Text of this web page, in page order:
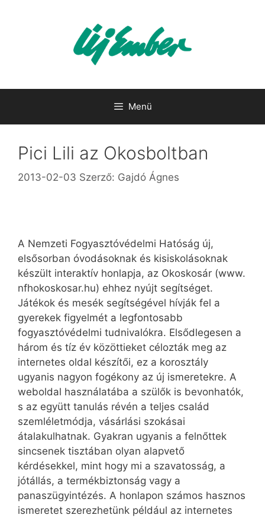
Menü
Pici Lili az Okosboltban
2013-02-03 Szerző: Gajdó Ágnes
A Nemzeti Fogyasztóvédelmi Hatóság új,
elsősorban óvodásoknak és kisiskolásoknak
készült interaktív honlapja, az Okoskosár (www.
nfhokoskosar.hu) ehhez nyújt segítséget.
Játékok és mesék segítségével hívják fel a
gyerekek figyelmét a legfontosabb
fogyasztóvédelmi tudnivalókra. Elsődlegesen a
három és tíz év közöttieket célozták meg az
internetes oldal készítői, ez a korosztály
ugyanis nagyon fogékony az új ismeretekre. A
weboldal használatába a szülők is bevonhatók,
s az együtt tanulás révén a teljes család
szemléletmódja, vásárlási szokásai
átalakulhatnak. Gyakran ugyanis a felnőttek
sincsenek tisztában olyan alapvető
kérdésekkel, mint hogy mi a szavatosság, a
jótállás, a termékbiztonság vagy a
panaszügyintézés. A honlapon számos hasznos
ismeretet szerezhetünk például az internetes